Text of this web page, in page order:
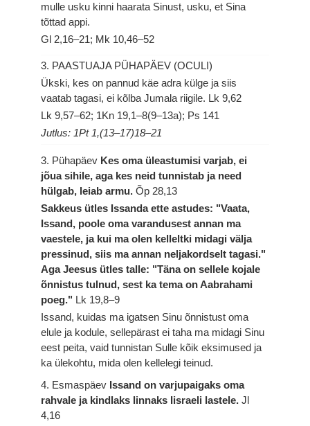
mulle usku kinni haarata Sinust, usku, et Sina
tõttad appi.
Gl 2,16–21; Mk 10,46–52
3. PAASTUAJA PÜHAPÄEV (OCULI)
Ükski, kes on pannud käe adra külge ja siis
vaatab tagasi, ei kõlba Jumala riigile. Lk 9,62
Lk 9,57–62; 1Kn 19,1–8(9–13a); Ps 141
Jutlus: 1Pt 1,(13–17)18–21
3. Pühapäev Kes oma üleastumisi varjab, ei
jõua sihile, aga kes neid tunnistab ja need
hülgab, leiab armu.Õp 28,13
Sakkeus ütles Issanda ette astudes: "Vaata,
Issand, poole oma varandusest annan ma
vaestele, ja kui ma olen kelleltki midagi välja
pressinud, siis ma annan neljakordselt tagasi."
Aga Jeesus ütles talle: "Täna on sellele kojale
õnnistus tulnud, sest ka tema on Aabrahami
poeg." Lk 19,8–9
Issand, kuidas ma igatsen Sinu õnnistust oma
elule ja kodule, sellepärast ei taha ma midagi Sinu
eest peita, vaid tunnistan Sulle kõik eksimused ja
ka ülekohtu, mida olen kellelegi teinud.
4. Esmaspäev Issand on varjupaigaks oma
rahvale ja kindlaks linnaks Iisraeli lastele.Jl
4,16